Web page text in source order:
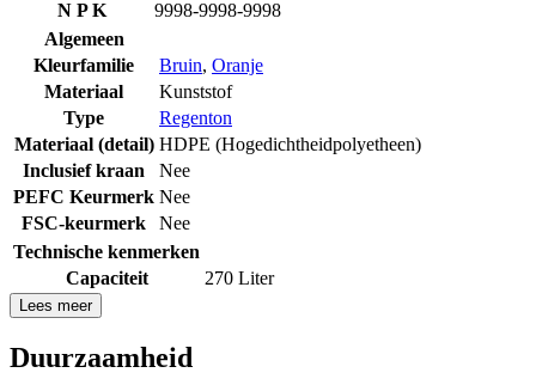
N P K
9998-9998-9998
Algemeen
Kleurfamilie
Bruin, Oranje
Materiaal
Kunststof
Type
Regenton
Materiaal (detail) HDPE (Hogedichtheidpolyetheen)
Inclusief kraan
Nee
PEFC Keurmerk Nee
FSC-keurmerk
Nee
Technische kenmerken
Capaciteit
270 Liter
Lees meer
Duurzaamheid